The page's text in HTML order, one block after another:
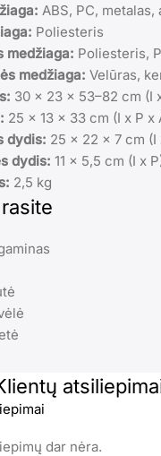
ABS, PC, metalas,
Poliesteris
medžiaga: Poliesteris,
medžiaga: Velūras,
30 x 23 x 53–82 cm (I
25 x 13 x 33 cm (I x P x
dydis: 25 x 22 x 7 cm (I
dydis: 11 x 5,5 cm (I x
2,5 kg
dar nėra.